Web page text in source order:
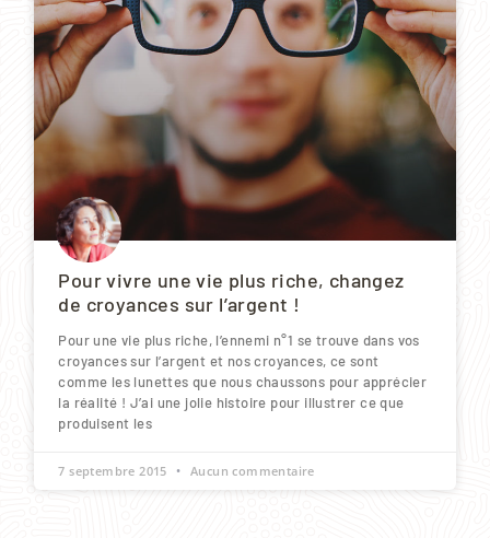
Pour vivre une vie plus riche, changez
de croyances sur l’argent !
Pour une vie plus riche, l’ennemi n°1 se trouve dans vos
croyances sur l’argent et nos croyances, ce sont
comme les lunettes que nous chaussons pour apprécier
la réalité ! J’ai une jolie histoire pour illustrer ce que
produisent les
7 septembre 2015 Aucun commentaire